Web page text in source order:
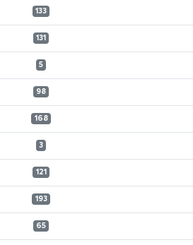
133
131
5
98
168
3
121
193
65